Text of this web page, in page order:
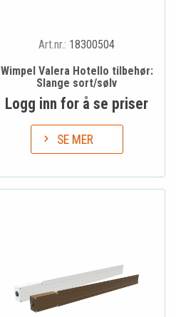
Art.nr.: 18300504
Wimpel Valera Hotello tilbehør:
Slange sort/sølv
Logg inn for å se priser
SE MER